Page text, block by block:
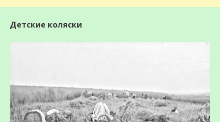
Детские коляски